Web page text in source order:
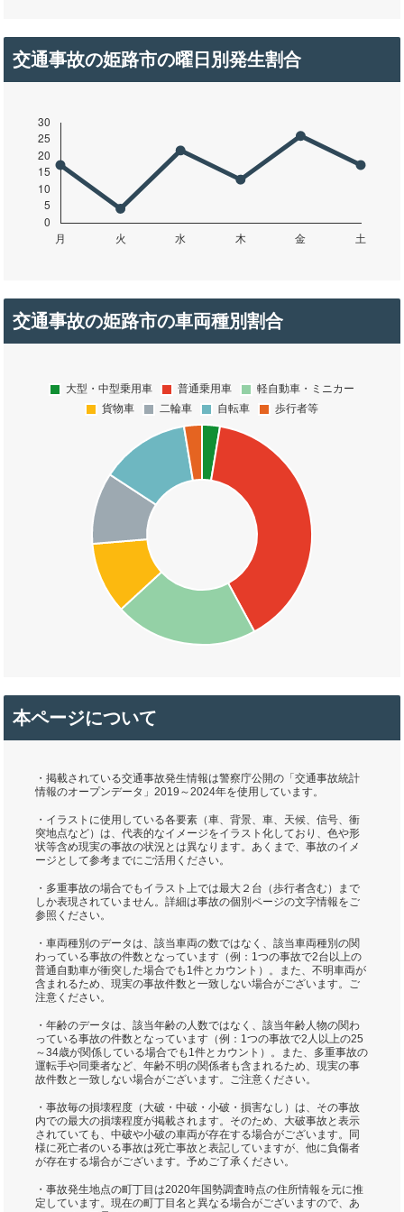
交通事故の姫路市の曜日別発生割合
交通事故の姫路市の車両種別割合
本ページについて
・掲載されている交通事故発生情報は警察庁公開の「交通事故統計
情報のオープンデータ」2019～2024年を使用しています。
・イラストに使用している各要素（車、背景、車、天候、信号、衝
突地点など）は、代表的なイメージをイラスト化しており、色や形
状等含め現実の事故の状況とは異なります。あくまで、事故のイメ
ージとして参考までにご活用ください。
・多重事故の場合でもイラスト上では最大２台（歩行者含む）まで
しか表現されていません。詳細は事故の個別ページの文字情報をご
参照ください。
・車両種別のデータは、該当車両の数ではなく、該当車両種別の関
わっている事故の件数となっています（例：1つの事故で2台以上の
普通自動車が衝突した場合でも1件とカウント）。また、不明車両が
含まれるため、現実の事故件数と一致しない場合がございます。ご
注意ください。
・年齢のデータは、該当年齢の人数ではなく、該当年齢人物の関わ
っている事故の件数となっています（例：1つの事故で2人以上の25
～34歳が関係している場合でも1件とカウント）。また、多重事故の
運転手や同乗者など、年齢不明の関係者も含まれるため、現実の事
故件数と一致しない場合がございます。ご注意ください。
・事故毎の損壊程度（大破・中破・小破・損害なし）は、その事故
内での最大の損壊程度が掲載されます。そのため、大破事故と表示
されていても、中破や小破の車両が存在する場合がございます。同
様に死亡者のいる事故は死亡事故と表記していますが、他に負傷者
が存在する場合がございます。予めご了承ください。
・事故発生地点の町丁目は2020年国勢調査時点の住所情報を元に推
定しています。現在の町丁目名と異なる場合がございますので、あ